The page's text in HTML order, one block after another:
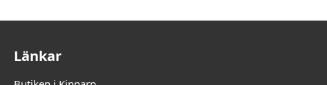
Länkar